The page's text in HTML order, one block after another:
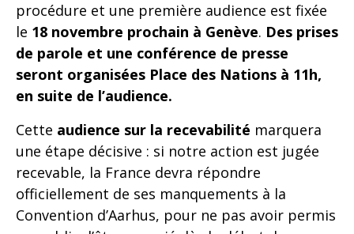
procédure et une première audience est fixée
le 18 novembre prochain à Genève. Des prises
de parole et une conférence de presse
seront organisées Place des Nations à 11h,
en suite de l’audience.
Cette audience sur la recevabilité marquera
une étape décisive : si notre action est jugée
recevable, la France devra répondre
officiellement de ses manquements à la
Convention d’Aarhus, pour ne pas avoir permis